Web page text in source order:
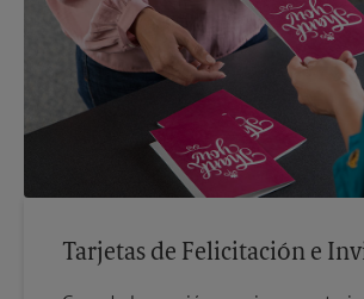
Tarjetas de Felicitación e